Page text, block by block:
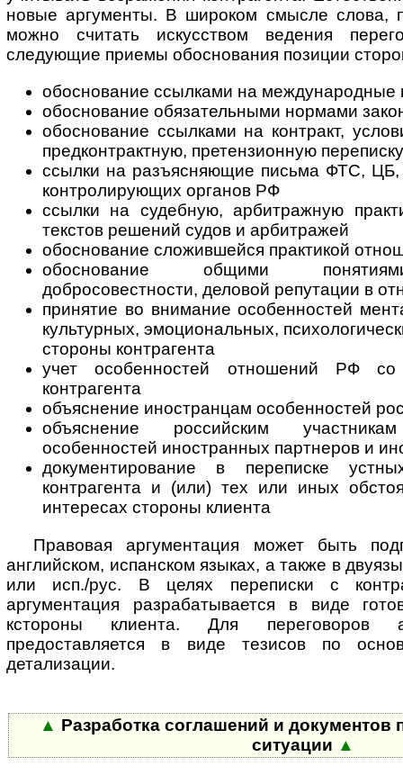
новые аргументы. В широком смысле слова,
можно считать искусством ведения
следующие приемы обоснования позиции
обоснование ссылками на международные
обоснование обязательными нормами
обоснование ссылками на контракт,
предконтрактную, претензионную переписку
ссылки на разъясняющие письма ФТС,
контролирующих органов РФ
ссылки на судебную, арбитражную
текстов решений судов и арбитражей
обоснование сложившейся практикой
обоснование общими
добросовестности, деловой репутации в
принятие во внимание особенностей
культурных, эмоциональных,
стороны контрагента
учет особенностей отношений РФ со
контрагента
объяснение иностранцам особенностей
объяснение российским
особенностей иностранных партнеров и
документирование в переписке
контрагента и (или) тех или иных
интересах стороны клиента
Правовая аргументация может быть
английском, испанском языках, а также в
или исп./рус. В целях переписки с
аргументация разрабатывается в виде
кстороны клиента. Для переговоров
предоставляется в виде тезисов по
детализации.
▲ Разработка соглашений и документов
ситуации ▲